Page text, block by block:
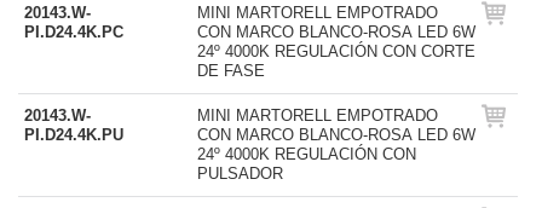
20143.W-
PI.D24.4K.PC
MINI MARTORELL EMPOTRADO
CON MARCO BLANCO-ROSA LED 6W
24º 4000K REGULACIÓN CON CORTE
DE FASE
20143.W-
PI.D24.4K.PU
MINI MARTORELL EMPOTRADO
CON MARCO BLANCO-ROSA LED 6W
24º 4000K REGULACIÓN CON
PULSADOR